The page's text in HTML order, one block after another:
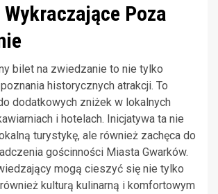
Poza
bilet na zwiedzanie to nie tylko
historycznych atrakcji. To
dodatkowych zniżek w lokalnych
i hotelach. Inicjatywa ta nie
turystykę, ale również zachęca do
gościnności Miasta Gwarków.
mogą cieszyć się nie tylko
kulturą kulinarną i komfortowym